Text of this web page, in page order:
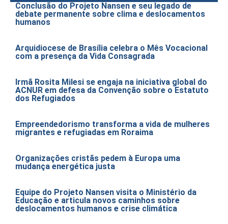
Conclusão do Projeto Nansen e seu legado de
debate permanente sobre clima e deslocamentos
humanos
Arquidiocese de Brasília celebra o Mês Vocacional
com a presença da Vida Consagrada
Irmã Rosita Milesi se engaja na iniciativa global do
ACNUR em defesa da Convenção sobre o Estatuto
dos Refugiados
Empreendedorismo transforma a vida de mulheres
migrantes e refugiadas em Roraima
Organizações cristãs pedem à Europa uma
mudança energética justa
Equipe do Projeto Nansen visita o Ministério da
Educação e articula novos caminhos sobre
deslocamentos humanos e crise climática